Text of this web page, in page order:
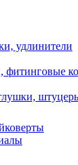
удлинители
фитинговые